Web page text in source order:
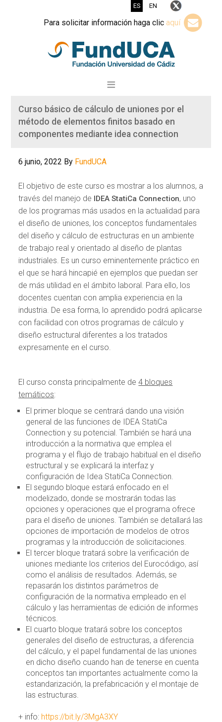
ES EN
Para solicitar información haga clic aquí
Curso básico de cálculo de uniones por el
método de elementos finitos basado en
componentes mediante idea connection
6 junio, 2022 By FundUCA
El objetivo de este curso es mostrar a los alumnos, a
través del manejo de IDEA StatiCa Connection, uno
de los programas más usados en la actualidad para
el diseño de uniones, los conceptos fundamentales
del diseño y cálculo de estructuras en un ambiente
de trabajo real y orientado al diseño de plantas
industriales. Es un curso eminentemente práctico en
el que se hará hincapié en ejemplos que puedan ser
de más utilidad en el ámbito laboral. Para ello, los
docentes cuentan con amplia experiencia en la
industria. De esa forma, lo aprendido podrá aplicarse
con facilidad con otros programas de cálculo y
diseño estructural diferentes a los tratados
expresamente en el curso.
El curso consta principalmente de4 bloques
temáticos:
El primer bloque se centrará dando una visión
general de las funciones de IDEA StatiCa
Connection y su potencial. También se hará una
introducción a la normativa que emplea el
programa y el flujo de trabajo habitual en el diseño
estructural y se explicará la interfaz y
configuración de Idea StatiCa Connection.
El segundo bloque estará enfocado en el
modelizado, donde se mostrarán todas las
opciones y operaciones que el programa ofrece
para el diseño de uniones. También se detallará las
opciones de importación de modelos de otros
programas y la introducción de solicitaciones.
El tercer bloque tratará sobre la verificación de
uniones mediante los criterios del Eurocódigo, así
como el análisis de resultados. Además, se
repasarán los distintos parámetros de
configuración de la normativa empleado en el
cálculo y las herramientas de edición de informes
técnicos.
El cuarto bloque tratará sobre los conceptos
generales del diseño de estructuras, a diferencia
del cálculo, y el papel fundamental de las uniones
en dicho diseño cuando han de tenerse en cuenta
conceptos tan importantes actualmente como la
estandarización, la prefabricación y el montaje de
las estructuras.
+ info: https://bit.ly/3MgA3XY